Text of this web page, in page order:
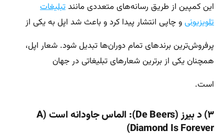
این کمپین از طریق رسانه‌های متعددی مانندتبلیغات
تلویزیونیو چاپی انتشار پیدا کرد و باعث شد اپل به یکی از
پرفروش‌ترین برندهای تمام دوران‌‌ها تبدیل شود. شعار اپل،
همچنان یکی از برترین شعارهای تبلیغاتی در جهان
است.
۳) د بیرز (De Beers): الماس جاودانه است (A
Diamond Is Forever)